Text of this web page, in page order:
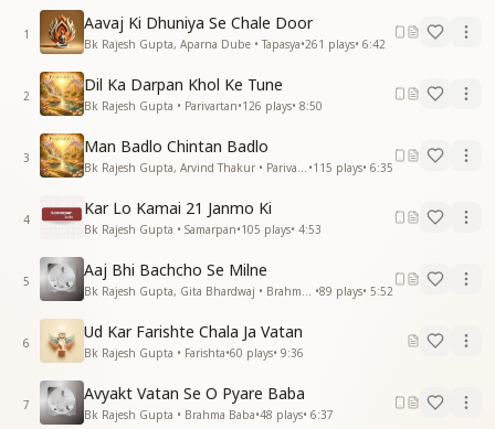
मन से हटा लो सारी दुनिया की दुनियादारी
मन से हटा लो सारी दुनिया की दुनियादारी
हर कामना हो पूरी प्रभु से रहे ना दूरी
सबसे स्नेह बढ़ा लो सामने खड़े हैं
दिल साफ करके देखो सामने खड़े हैं
कहते हैं लोग कैसे
दिल की प्रीत जोड़ो मजहब यही सिखाता
जाति के बंधन तोड़ो हर मन से जोड़ो नाता
सब के दिलों को जीतो सामने खड़े हैं
दिल साफ करके देखो सामने खड़े हैं
कहते हैं लोग कैसे भगवान नहीं मिलते
कहते हैं लोग कैसे भगवान नहीं मिलते
दिल साफ करके देखो सामने खड़े हैं
सामने खड़े हैं.."
1
Aavaj Ki Dhuniya Se Chale Door
Bk Rajesh Gupta, Aparna Dube • Tapasya•261 plays• 6:42
2
Dil Ka Darpan Khol Ke Tune
Bk Rajesh Gupta • Parivartan•126 plays• 8:50
3
Man Badlo Chintan Badlo
•115 plays• 6:35
4
Kar Lo Kamai 21 Janmo Ki
Bk Rajesh Gupta • Samarpan•105 plays• 4:53
5
Aaj Bhi Bachcho Se Milne
•89 plays• 5:52
6
Ud Kar Farishte Chala Ja Vatan
Bk Rajesh Gupta • Farishta•60 plays• 9:36
7
Avyakt Vatan Se O Pyare Baba
Bk Rajesh Gupta • Brahma Baba•48 plays• 6:37